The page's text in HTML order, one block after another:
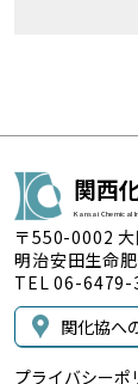
関西
Kansai Chemical
〒550-0002
明治安田生命
TEL 06-
関化協へ
プライバシーポ